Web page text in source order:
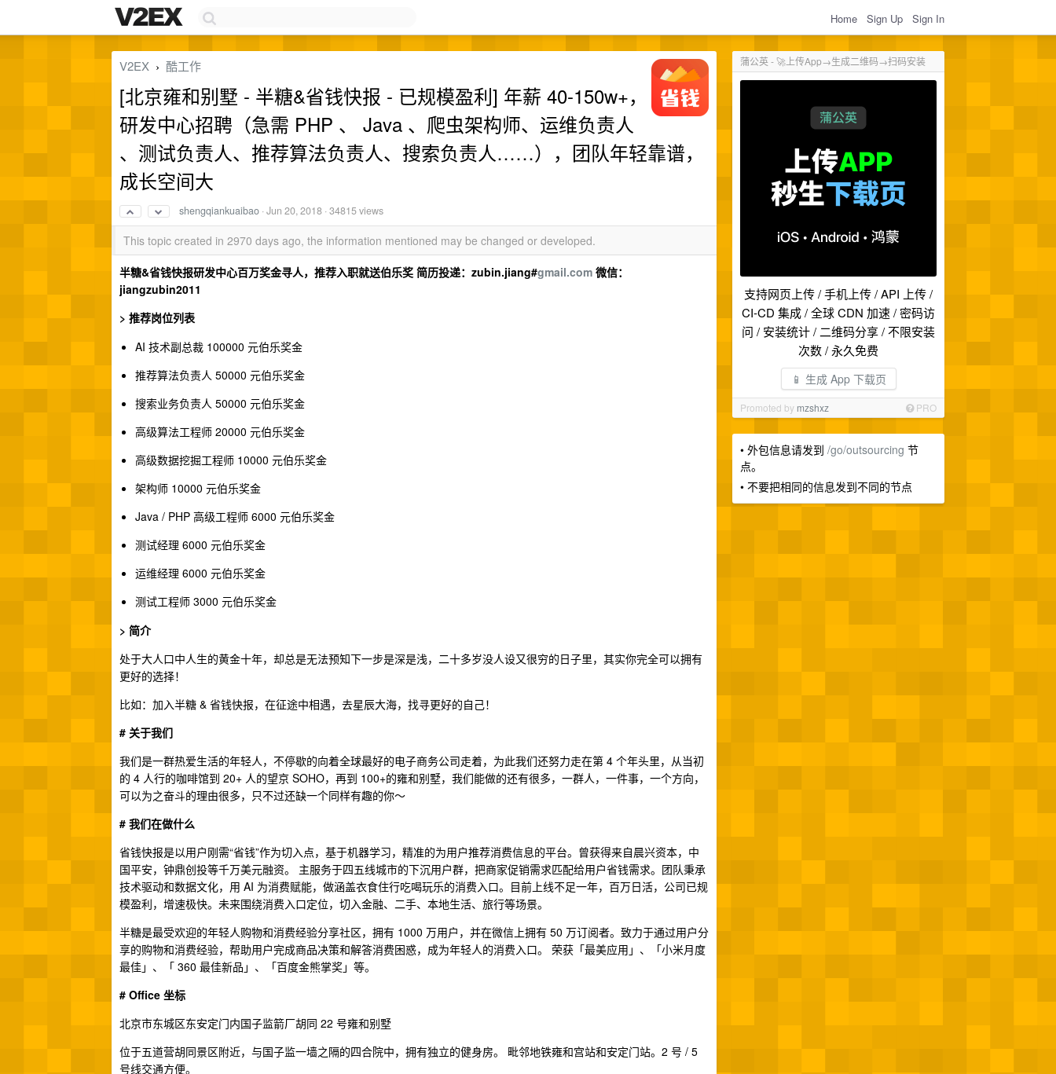
Home Sign Up Sign In
蒲公英 - 🚀上传App→生成二维码→扫码安装
支持网页上传 / 手机上传 / API 上传 /
CI-CD 集成 / 全球 CDN 加速 / 密码访
问 / 安装统计 / 二维码分享 / 不限安装
次数 / 永久免费
📱 生成 App 下载页
Promoted by mzshxz PRO
• 外包信息请发到 /go/outsourcing 节
点。
• 不要把相同的信息发到不同的节点
V2EX › 酷工作
[北京雍和别墅 - 半糖&省钱快报 - 已规模盈利] 年薪 40-150w+，
研发中心招聘（急需 PHP 、 Java 、爬虫架构师、运维负责人
、测试负责人、推荐算法负责人、搜索负责人……），团队年轻靠谱，
成长空间大
shengqiankuaibao ·Jun 20, 2018 · 34815 views
This topic created in 2970 days ago, the information mentioned may be changed or developed.
半糖&省钱快报研发中心百万奖金寻人，推荐入职就送伯乐奖 简历投递：zubin.jiang#gmail.com 微信：
jiangzubin2011
> 推荐岗位列表
AI 技术副总裁 100000 元伯乐奖金
推荐算法负责人 50000 元伯乐奖金
搜索业务负责人 50000 元伯乐奖金
高级算法工程师 20000 元伯乐奖金
高级数据挖掘工程师 10000 元伯乐奖金
架构师 10000 元伯乐奖金
Java / PHP 高级工程师 6000 元伯乐奖金
测试经理 6000 元伯乐奖金
运维经理 6000 元伯乐奖金
测试工程师 3000 元伯乐奖金
> 简介
处于大人口中人生的黄金十年，却总是无法预知下一步是深是浅，二十多岁没人设又很穷的日子里，其实你完全可以拥有
更好的选择！
比如：加入半糖 & 省钱快报，在征途中相遇，去星辰大海，找寻更好的自己！
# 关于我们
我们是一群热爱生活的年轻人，不停歇的向着全球最好的电子商务公司走着，为此我们还努力走在第 4 个年头里，从当初
的 4 人行的咖啡馆到 20+ 人的望京 SOHO，再到 100+的雍和别墅，我们能做的还有很多，一群人，一件事，一个方向，
可以为之奋斗的理由很多，只不过还缺一个同样有趣的你～
# 我们在做什么
省钱快报是以用户刚需“省钱”作为切入点，基于机器学习，精准的为用户推荐消费信息的平台。曾获得来自晨兴资本，中
国平安，钟鼎创投等千万美元融资。 主服务于四五线城市的下沉用户群，把商家促销需求匹配给用户省钱需求。团队秉承
技术驱动和数据文化，用 AI 为消费赋能，做涵盖衣食住行吃喝玩乐的消费入口。目前上线不足一年，百万日活，公司已规
模盈利，增速极快。未来围绕消费入口定位，切入金融、二手、本地生活、旅行等场景。
半糖是最受欢迎的年轻人购物和消费经验分享社区，拥有 1000 万用户，并在微信上拥有 50 万订阅者。致力于通过用户分
享的购物和消费经验，帮助用户完成商品决策和解答消费困惑，成为年轻人的消费入口。 荣获「最美应用」、「小米月度
最佳」、「 360 最佳新品」、「百度金熊掌奖」等。
# Office 坐标
北京市东城区东安定门内国子监箭厂胡同 22 号雍和别墅
位于五道营胡同景区附近，与国子监一墙之隔的四合院中，拥有独立的健身房。 毗邻地铁雍和宫站和安定门站。2 号 / 5
号线交通方便。